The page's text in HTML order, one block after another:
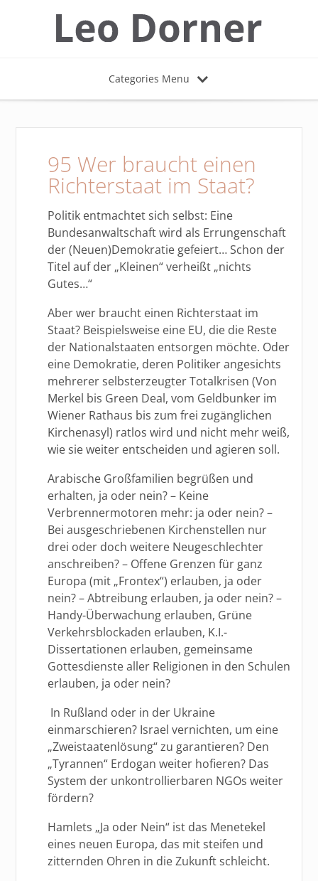
Categories Menu
95 Wer braucht einen
Richterstaat im Staat?
Politik entmachtet sich selbst: Eine
Bundesanwaltschaft wird als Errungenschaft
der (Neuen)Demokratie gefeiert… Schon der
Titel auf der „Kleinen“ verheißt „nichts
Gutes…“
Aber wer braucht einen Richterstaat im
Staat? Beispielsweise eine EU, die die Reste
der Nationalstaaten entsorgen möchte. Oder
eine Demokratie, deren Politiker angesichts
mehrerer selbsterzeugter Totalkrisen (Von
Merkel bis Green Deal, vom Geldbunker im
Wiener Rathaus bis zum frei zugänglichen
Kirchenasyl) ratlos wird und nicht mehr weiß,
wie sie weiter entscheiden und agieren soll.
Arabische Großfamilien begrüßen und
erhalten, ja oder nein? – Keine
Verbrennermotoren mehr: ja oder nein? –
Bei ausgeschriebenen Kirchenstellen nur
drei oder doch weitere Neugeschlechter
anschreiben? – Offene Grenzen für ganz
Europa (mit „Frontex“) erlauben, ja oder
nein? – Abtreibung erlauben, ja oder nein? –
Handy-Überwachung erlauben, Grüne
Verkehrsblockaden erlauben, K.I.-
Dissertationen erlauben, gemeinsame
Gottesdienste aller Religionen in den Schulen
erlauben, ja oder nein?
In Rußland oder in der Ukraine
einmarschieren? Israel vernichten, um eine
„Zweistaatenlösung“ zu garantieren? Den
„Tyrannen“ Erdogan weiter hofieren? Das
System der unkontrollierbaren NGOs weiter
fördern?
Hamlets „Ja oder Nein“ ist das Menetekel
eines neuen Europa, das mit steifen und
zitternden Ohren in die Zukunft schleicht.